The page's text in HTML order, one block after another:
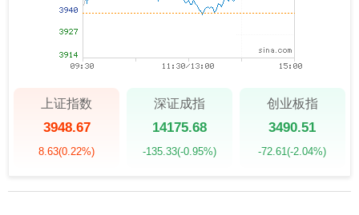
上证指数
3948.67
8.63(0.22%)
深证成指
14175.68
-135.33(-0.95%)
创业板指
3490.51
-72.61(-2.04%)